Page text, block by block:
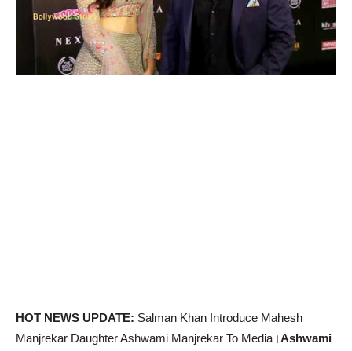
HOT NEWS UPDATE: Salman Khan Introduce Mahesh
Manjrekar Daughter Ashwami Manjrekar To Media।Ashwami